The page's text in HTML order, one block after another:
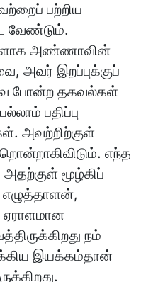
பற்றிய
வேண்டும்.
அண்ணாவின்
அவர் இறப்புக்குப்
போன்ற தகவல்கள்
பதிப்பு
அவற்றிற்குள்
எந்த
மூழ்கிப்
எழுத்தாளன்,
நம்
இயக்கம்தான்